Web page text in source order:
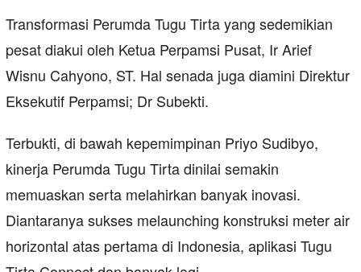
Transformasi Perumda Tugu Tirta yang sedemikian
pesat diakui oleh Ketua Perpamsi Pusat, Ir Arief
Wisnu Cahyono, ST. Hal senada juga diamini Direktur
Eksekutif Perpamsi; Dr Subekti.
Terbukti, di bawah kepemimpinan Priyo Sudibyo,
kinerja Perumda Tugu Tirta dinilai semakin
memuaskan serta melahirkan banyak inovasi.
Diantaranya sukses melaunching konstruksi meter air
horizontal atas pertama di Indonesia, aplikasi Tugu